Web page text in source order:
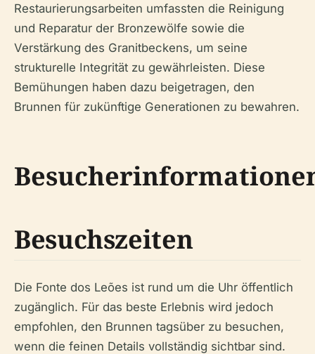
Restaurierungsarbeiten umfassten die Reinigung
und Reparatur der Bronzewölfe sowie die
Verstärkung des Granitbeckens, um seine
strukturelle Integrität zu gewährleisten. Diese
Bemühungen haben dazu beigetragen, den
Brunnen für zukünftige Generationen zu bewahren.
Besuchszeiten
Die Fonte dos Leões ist rund um die Uhr öffentlich
zugänglich. Für das beste Erlebnis wird jedoch
empfohlen, den Brunnen tagsüber zu besuchen,
wenn die feinen Details vollständig sichtbar sind.